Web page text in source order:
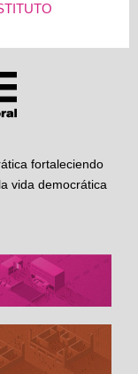
fortaleciendo
vida democrática